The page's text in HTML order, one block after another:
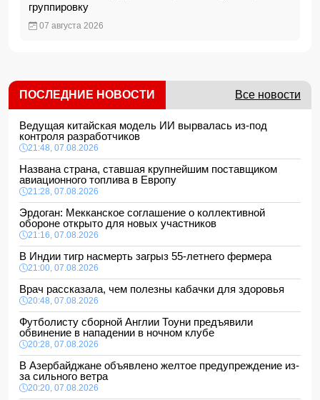
группировку
07 августа 2026
ПОСЛЕДНИЕ НОВОСТИ Все новости
Ведущая китайская модель ИИ вырвалась из-под
контроля разработчиков
21:48, 07.08.2026
Названа страна, ставшая крупнейшим поставщиком
авиационного топлива в Европу
21:28, 07.08.2026
Эрдоган: Мекканское соглашение о коллективной
обороне открыто для новых участников
21:16, 07.08.2026
В Индии тигр насмерть загрыз 55-летнего фермера
21:00, 07.08.2026
Врач рассказала, чем полезны кабачки для здоровья
20:48, 07.08.2026
Футболисту сборной Англии Тоуни предъявили
обвинение в нападении в ночном клубе
20:28, 07.08.2026
В Азербайджане объявлено желтое предупреждение из-
за сильного ветра
20:20, 07.08.2026